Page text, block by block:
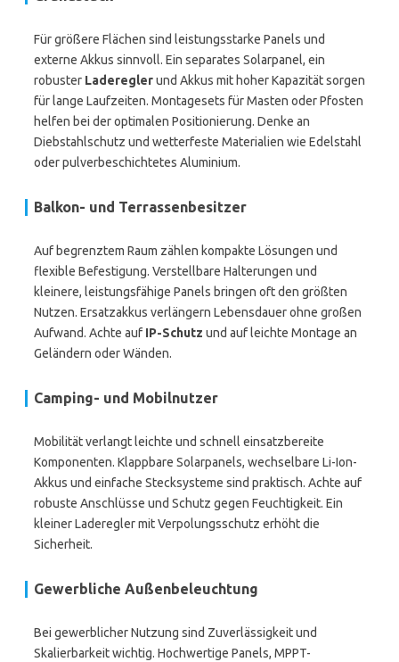
Für größere Flächen sind leistungsstarke Panels und
externe Akkus sinnvoll. Ein separates Solarpanel, ein
robuster Ladereglerund Akkus mit hoher Kapazität sorgen
für lange Laufzeiten. Montagesets für Masten oder Pfosten
helfen bei der optimalen Positionierung. Denke an
Diebstahlschutz und wetterfeste Materialien wie Edelstahl
oder pulverbeschichtetes Aluminium.
Balkon- und Terrassenbesitzer
Auf begrenztem Raum zählen kompakte Lösungen und
flexible Befestigung. Verstellbare Halterungen und
kleinere, leistungsfähige Panels bringen oft den größten
Nutzen. Ersatzakkus verlängern Lebensdauer ohne großen
Aufwand. Achte auf IP-Schutz und auf leichte Montage an
Geländern oder Wänden.
Camping- und Mobilnutzer
Mobilität verlangt leichte und schnell einsatzbereite
Komponenten. Klappbare Solarpanels, wechselbare Li-Ion-
Akkus und einfache Stecksysteme sind praktisch. Achte auf
robuste Anschlüsse und Schutz gegen Feuchtigkeit. Ein
kleiner Laderegler mit Verpolungsschutz erhöht die
Sicherheit.
Gewerbliche Außenbeleuchtung
Bei gewerblicher Nutzung sind Zuverlässigkeit und
Skalierbarkeit wichtig. Hochwertige Panels, MPPT-